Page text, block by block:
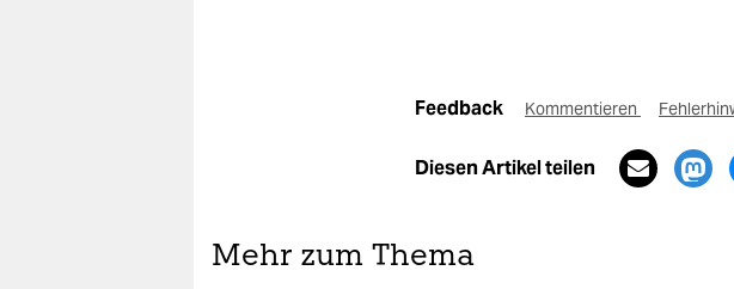
Feedback Kommentieren
Diesen Artikel teilen
Mehr zum Thema